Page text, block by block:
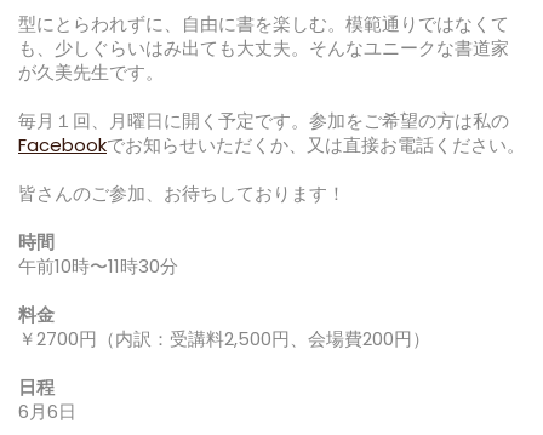
型にとらわれずに、自由に書を楽しむ。模範通りではなくて
も、少しぐらいはみ出ても大丈夫。そんなユニークな書道家
が久美先生です。
毎月１回、月曜日に開く予定です。参加をご希望の方は私の
Facebookでお知らせいただくか、又は直接お電話ください。
皆さんのご参加、お待ちしております！
時間
午前10時〜11時30分
料金
￥2700円（内訳：受講料2,500円、会場費200円）
日程
6月6日